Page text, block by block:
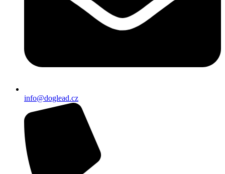
info@doglead.cz